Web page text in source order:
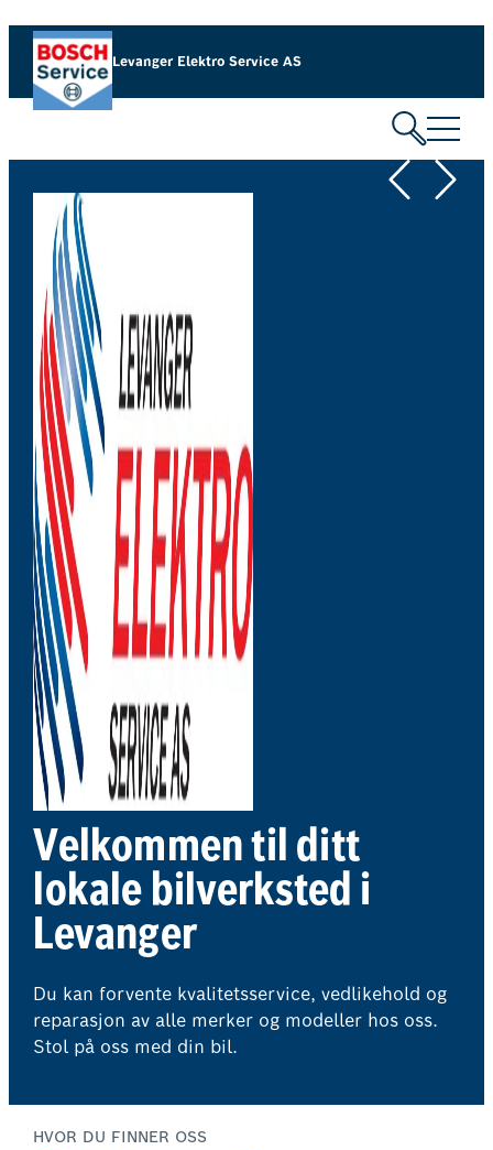
Hopp
innhold
Levanger Elektro Service AS
Velkommen til ditt
lokale bilverksted i
Levanger
Du kan forvente kvalitetsservice, vedlikehold og
reparasjon av alle merker og modeller hos oss.
Stol på oss med din bil.
HVOR DU FINNER OSS